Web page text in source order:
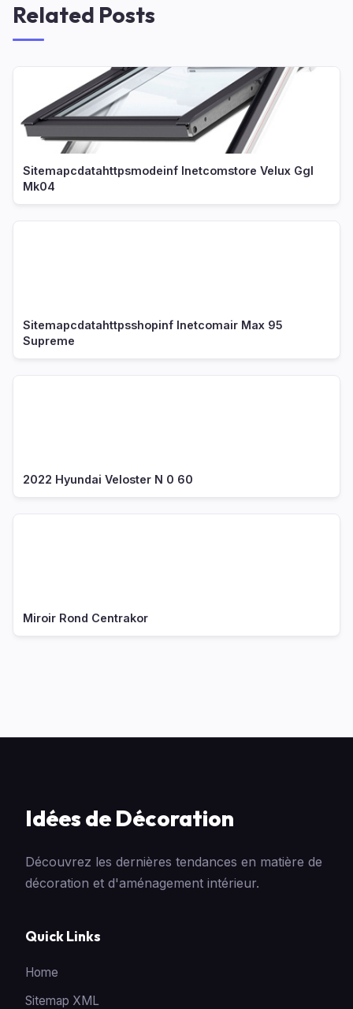
Related Posts
Sitemapcdatahttpsmodeinf Inetcomstore Velux Ggl
Mk04
Sitemapcdatahttpsshopinf Inetcomair Max 95
Supreme
2022 Hyundai Veloster N 0 60
Miroir Rond Centrakor
Idées de Décoration
Découvrez les dernières tendances en matière de
décoration et d'aménagement intérieur.
Quick Links
Home
Sitemap XML